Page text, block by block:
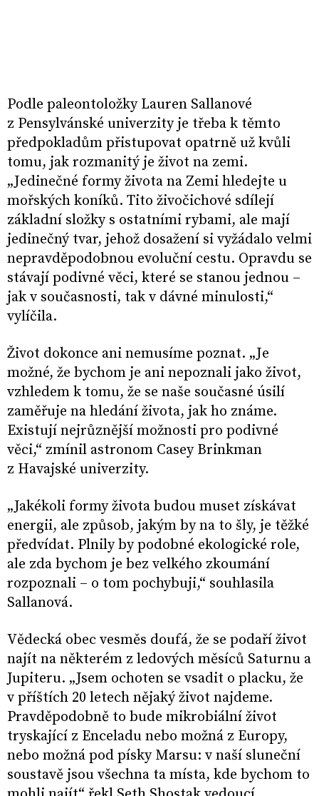
Podle paleontoložky Lauren Sallanové
z Pensylvánské univerzity je třeba k těmto
předpokladům přistupovat opatrně už kvůli
tomu, jak rozmanitý je život na zemi.
„Jedinečné formy života na Zemi hledejte u
mořských koníků. Tito živočichové sdílejí
základní složky s ostatními rybami, ale mají
jedinečný tvar, jehož dosažení si vyžádalo velmi
nepravděpodobnou evoluční cestu. Opravdu se
stávají podivné věci, které se stanou jednou –
jak v současnosti, tak v dávné minulosti,“
vylíčila.
Život dokonce ani nemusíme poznat. „Je
možné, že bychom je ani nepoznali jako život,
vzhledem k tomu, že se naše současné úsilí
zaměřuje na hledání života, jak ho známe.
Existují nejrůznější možnosti pro podivné
věci,“ zmínil astronom Casey Brinkman
z Havajské univerzity.
„Jakékoli formy života budou muset získávat
energii, ale způsob, jakým by na to šly, je těžké
předvídat. Plnily by podobné ekologické role,
ale zda bychom je bez velkého zkoumání
rozpoznali – o tom pochybuji,“ souhlasila
Sallanová.
Vědecká obec vesměs doufá, že se podaří život
najít na některém z ledových měsíců Saturnu a
Jupiteru. „Jsem ochoten se vsadit o placku, že
v příštích 20 letech nějaký život najdeme.
Pravděpodobně to bude mikrobiální život
tryskající z Enceladu nebo možná z Europy,
nebo možná pod písky Marsu: v naší sluneční
soustavě jsou všechna ta místa, kde bychom to